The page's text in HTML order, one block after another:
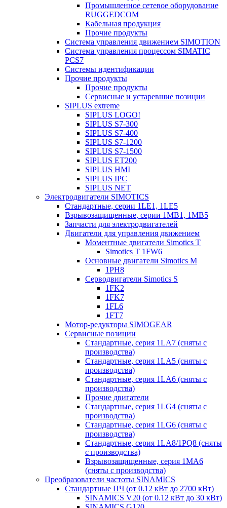
Промышленное сетевое оборудование
RUGGEDCOM
Кабельная продукция
Прочие продукты
Система управления движением SIMOTION
Система управления процессом SIMATIC
PCS7
Системы идентификации
Прочие продукты
Прочие продукты
Сервисные и устаревшие позиции
SIPLUS extreme
SIPLUS LOGO!
SIPLUS S7-300
SIPLUS S7-400
SIPLUS S7-1200
SIPLUS S7-1500
SIPLUS ET200
SIPLUS HMI
SIPLUS IPC
SIPLUS NET
Электродвигатели SIMOTICS
Стандартные, серии 1LE1, 1LE5
Взрывозащищенные, серии 1MB1, 1MB5
Запчасти для электродвигателей
Двигатели для управления движением
Моментные двигатели Simotics T
Simotics T 1FW6
Основные двигатели Simotics M
1PH8
Серводвигатели Simotics S
1FK2
1FK7
1FL6
1FT7
Мотор-редукторы SIMOGEAR
Сервисные позиции
Стандартные, серия 1LA7 (сняты с
производства)
Стандартные, серия 1LA5 (сняты с
производства)
Стандартные, серия 1LA6 (сняты с
производства)
Прочие двигатели
Стандартные, серия 1LG4 (сняты с
производства)
Стандартные, серия 1LG6 (сняты с
производства)
Стандартные, серия 1LA8/1PQ8 (сняты
с производства)
Взрывозащищенные, серия 1MA6
(сняты с производства)
Преобразователи частоты SINAMICS
Стандартные ПЧ (от 0.12 кВт до 2700 кВт)
SINAMICS V20 (от 0.12 кВт до 30 кВт)